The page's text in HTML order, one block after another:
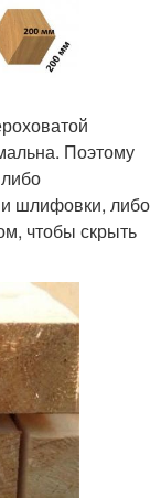
Поэтому
и шлифовки, либо
чтобы скрыть